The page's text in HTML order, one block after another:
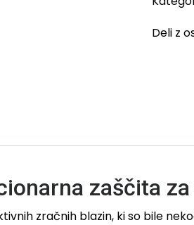
Deli z
zaščita
zračnih blazin, ki so bile